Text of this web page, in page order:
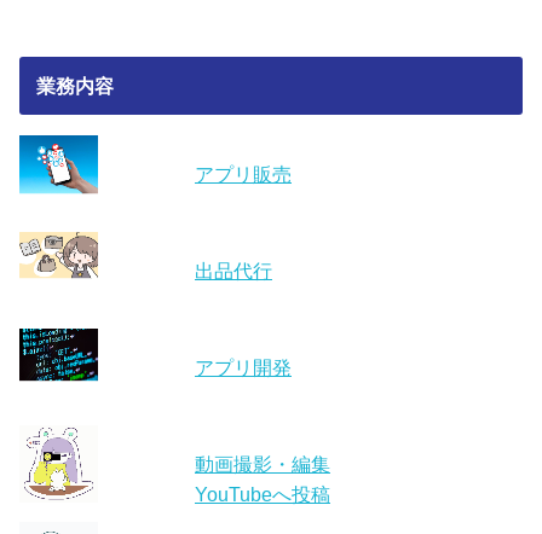
業務内容
アプリ販売
出品代行
アプリ開発
動画撮影・編集
YouTubeへ投稿